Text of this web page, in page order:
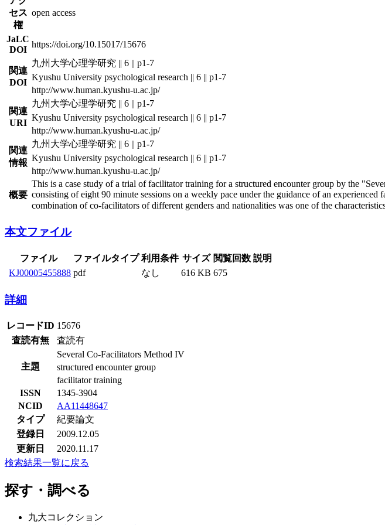
セス
権
open access
JaLC
DOI
https://doi.org/10.15017/15676
関連
DOI
九州大学心理学研究 || 6 || p1-7
Kyushu University psychological research || 6 || p1-7
http://www.human.kyushu-u.ac.jp/
関連
URI
九州大学心理学研究 || 6 || p1-7
Kyushu University psychological research || 6 || p1-7
http://www.human.kyushu-u.ac.jp/
関連
情報
九州大学心理学研究 || 6 || p1-7
Kyushu University psychological research || 6 || p1-7
http://www.human.kyushu-u.ac.jp/
概要
This is a case study of a trial of facilitator training for a structured encounter group by the
consisting of eight 90 minute sessions on a weekly pace under the guidance of an
combination of co-facilitators of different genders and nationalities was one of the
本文ファイル
ファイル ファイルタイプ 利用条件 サイズ 閲覧回数 説明
KJ00005455888 pdf なし 616 KB 675
詳細
レコードID 15676
査読有無
査読有
主題
Several Co-Facilitators Method IV
structured encounter group
facilitator training
ISSN
1345-3904
NCID
AA11448647
タイプ
紀要論文
登録日
2009.12.05
更新日
2020.11.17
検索結果一覧に戻る
探す・調べる
九大コレクション